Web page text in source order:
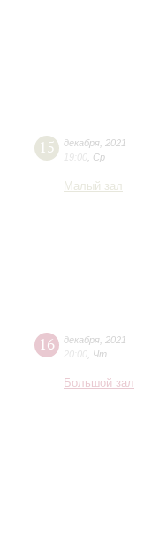
15 декабря 2021
19:00 Ср
Малый зал
16 декабря 2021
20:00 Чт
Большой зал